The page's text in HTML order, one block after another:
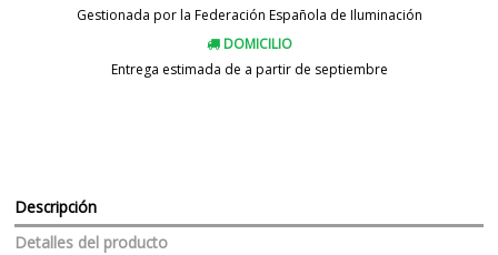
Gestionada por la Federación Española de Iluminación
DOMICILIO
Entrega estimada de a partir de septiembre
Descripción
Detalles del producto